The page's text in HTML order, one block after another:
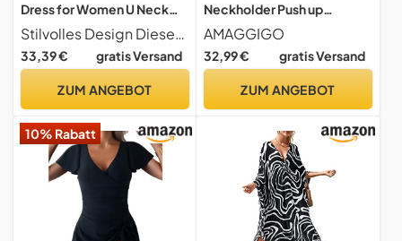
Dress for Women U Neck
Cross Back Swimsuits
Ruched Skirted Bathing
Suits Black M
Stilvolles Design Dieses Damen-Badekleid verfügt über ein schickes Kontrastfarben-Design mit schmeichelhaftem U-Ausschnitt und gekreuztem Rücken und bietet einen modischen Look für Strand oder Pool. Die doppelten Träger und verstellbaren Schultergurte sorgen für eine bequeme, anpassbare Passform.
33,39 € gratis Versand
ZUM ANGEBOT
Neckholder Push up
BadekleidFigurformender
Bunt Badeanzug mit
Röckchen Bauchweg
Badekleid（4flower，
AMAGGIGO
32,99 € gratis Versand
ZUM ANGEBOT
10% Rabatt